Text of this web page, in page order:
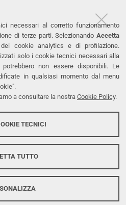
necessari al corretto funzionamento
di terze parti. Selezionando Accetta
cookie analytics e di profilazione.
solo i cookie tecnici necessari alla
non essere disponibili. Le
in qualsiasi momento dal menu
a consultare la nostra Cookie Policy.
TECNICI
TUTTO
accessibilità